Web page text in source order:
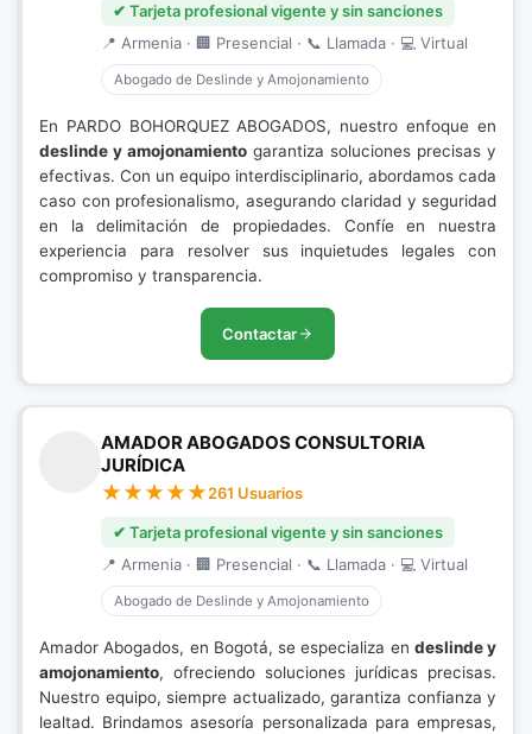
✔ Tarjeta profesional vigente y sin sanciones
📍 Armenia · 🏢 Presencial · 📞 Llamada · 💻 Virtual
Abogado de Deslinde y Amojonamiento
En PARDO BOHORQUEZ ABOGADOS, nuestro enfoque en
deslinde y amojonamiento garantiza soluciones precisas y
efectivas. Con un equipo interdisciplinario, abordamos cada
caso con profesionalismo, asegurando claridad y seguridad
en la delimitación de propiedades. Confíe en nuestra
experiencia para resolver sus inquietudes legales con
compromiso y transparencia.
Contactar
AMADOR ABOGADOS CONSULTORIA
JURÍDICA
261 Usuarios
✔ Tarjeta profesional vigente y sin sanciones
📍 Armenia · 🏢 Presencial · 📞 Llamada · 💻 Virtual
Abogado de Deslinde y Amojonamiento
Amador Abogados, en Bogotá, se especializa en deslinde y
amojonamiento, ofreciendo soluciones jurídicas precisas.
Nuestro equipo, siempre actualizado, garantiza confianza y
lealtad. Brindamos asesoría personalizada para empresas,